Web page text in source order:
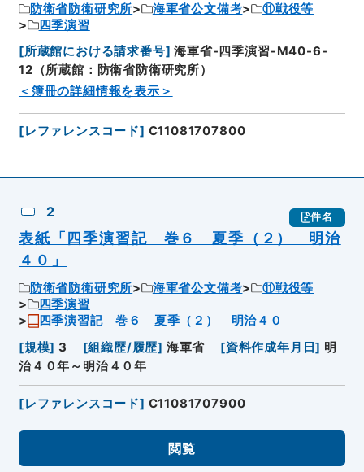
防衛省防衛研究所 海軍省公文備考
⑪戦役等
四季演習
[所蔵館における請求番号] 海軍省-四季演習-M40-6-
12（所蔵館：防衛省防衛研究所）
＜簿冊の詳細情報を表示＞
[レファレンスコード] C11081707800
2 件名
表紙「四季演習記 巻６ 夏季（２） 明治
４０」
防衛省防衛研究所 海軍省公文備考
⑪戦役等
四季演習
四季演習記 巻６ 夏季（２） 明治４０
[規模] 3 [組織歴/履歴] 海軍省 [資料作成年月日] 明
治４０年～明治４０年
[レファレンスコード] C11081707900
閲覧